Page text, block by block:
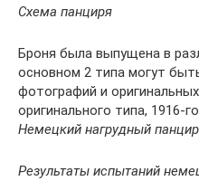
Схема панциря
Броня была выпущена в
основном 2 типа могут
фотографий и
оригинального типа, 1916-
Немецкий нагрудный
Результаты испытаний